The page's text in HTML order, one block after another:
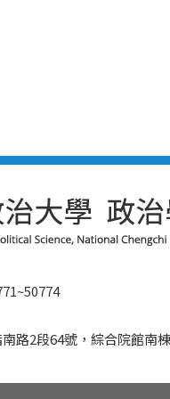
路2段64號，綜合院館南